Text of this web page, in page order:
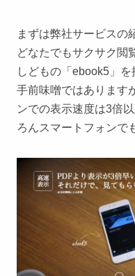
まずは弊社サービスの
どなたでもサクサク閲
しどもの「ebook5」を
手前味噌ではあります
ンでの表示速度は3倍
ろんスマートフォンで